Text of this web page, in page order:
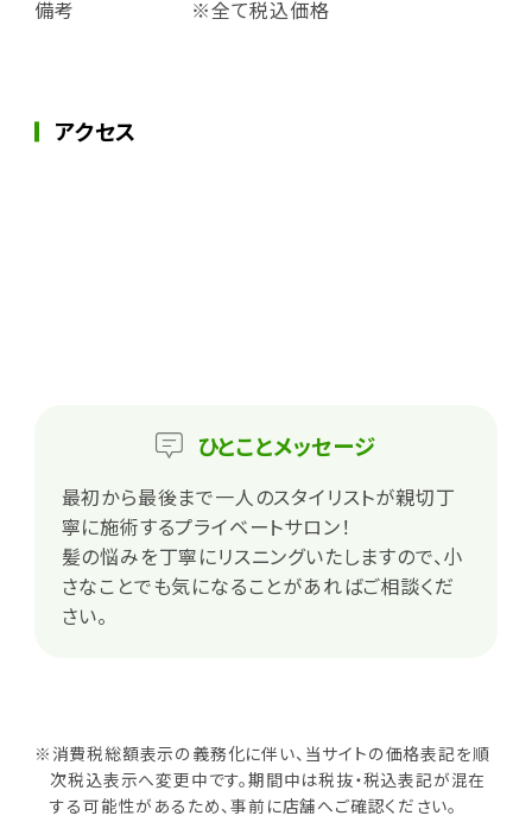
備考 ※全て税込価格
アクセス
ひとことメッセージ
最初から最後まで一人のスタイリストが親切丁
寧に施術するプライベートサロン！
髪の悩みを丁寧にリスニングいたしますので、小
さなことでも気になることがあればご相談くだ
さい。
※消費税総額表示の義務化に伴い、当サイトの価格表記を順
次税込表示へ変更中です。期間中は税抜・税込表記が混在
する可能性があるため、事前に店舗へご確認ください。